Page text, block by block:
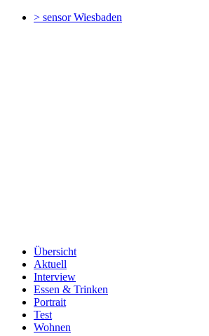
> sensorWiesbaden
Übersicht
Aktuell
Interview
Essen & Trinken
Portrait
Test
Wohnen